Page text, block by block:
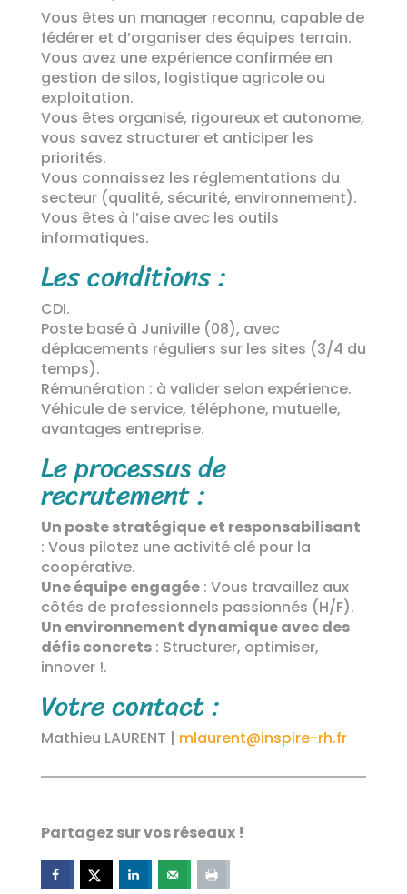
Vous êtes un manager reconnu, capable de
fédérer et d’organiser des équipes terrain.
Vous avez une expérience confirmée en
gestion de silos, logistique agricole ou
exploitation.
Vous êtes organisé, rigoureux et autonome,
vous savez structurer et anticiper les
priorités.
Vous connaissez les réglementations du
secteur (qualité, sécurité, environnement).
Vous êtes à l’aise avec les outils
informatiques.
Les conditions :
CDI.
Poste basé à Juniville (08), avec
déplacements réguliers sur les sites (3/4 du
temps).
Rémunération : à valider selon expérience.
Véhicule de service, téléphone, mutuelle,
avantages entreprise.
Le processus de
recrutement :
Un poste stratégique et responsabilisant
: Vous pilotez une activité clé pour la
coopérative.
Une équipe engagée: Vous travaillez aux
côtés de professionnels passionnés (H/F).
Un environnement dynamique avec des
défis concrets: Structurer, optimiser,
innover !.
Votre contact :
Mathieu LAURENT | mlaurent@inspire-rh.fr
Partagez sur vos réseaux !